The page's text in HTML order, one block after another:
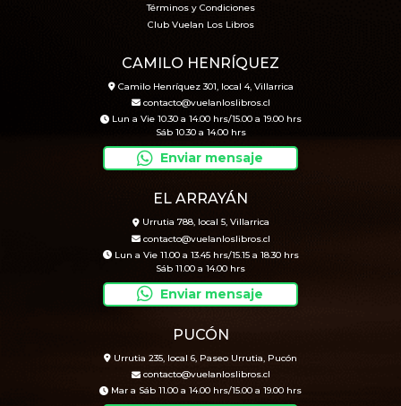
Términos y Condiciones
Club Vuelan Los Libros
CAMILO HENRÍQUEZ
Camilo Henríquez 301, local 4, Villarrica
contacto@vuelanloslibros.cl
Lun a Vie 10.30 a 14.00 hrs/15.00 a 19.00 hrs
Sáb 10.30 a 14.00 hrs
Enviar mensaje
EL ARRAYÁN
Urrutia 788, local 5, Villarrica
contacto@vuelanloslibros.cl
Lun a Vie 11.00 a 13.45 hrs/15.15 a 18.30 hrs
Sáb 11.00 a 14.00 hrs
Enviar mensaje
PUCÓN
Urrutia 235, local 6, Paseo Urrutia, Pucón
contacto@vuelanloslibros.cl
Mar a Sáb 11.00 a 14.00 hrs/15.00 a 19.00 hrs